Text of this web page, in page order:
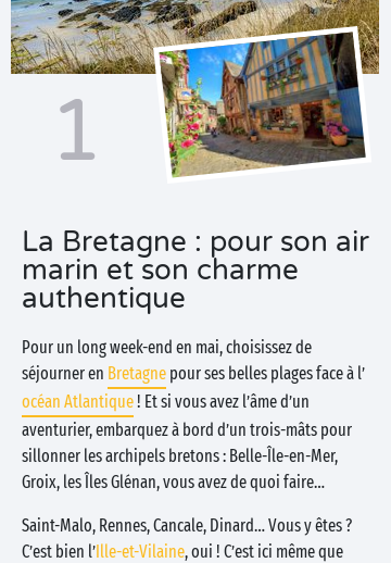
1
La Bretagne : pour son air
marin et son charme
authentique
Pour un long week-end en mai, choisissez de
séjourner en Bretagne pour ses belles plages face à l’
océan Atlantique! Et si vous avez l’âme d’un
aventurier, embarquez à bord d’un trois-mâts pour
sillonner les archipels bretons : Belle-Île-en-Mer,
Groix, les Îles Glénan, vous avez de quoi faire…
Saint-Malo, Rennes, Cancale, Dinard… Vous y êtes ?
C’est bien l’Ille-et-Vilaine, oui ! C’est ici même que